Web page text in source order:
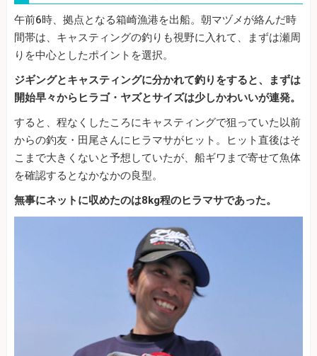
午前6時、拠点となる箱崎漁港を出船。朝マヅメが絡んだ時
間帯は、キャスティングの釣りも視野に入れて、まずは瀬周
りを中心としたポイントを選択。
ジギングとキャスティングに分かれて釣りをすると、まずは
開始早々からヒラゴ・ヤズとサイズは少しかわいいが連発。
すると、程なくしたころにキャスティングで狙っていた以前
からの釣友・田尾さんにヒラマサがヒット。ヒット直後はそ
こまで大きくないと予想していたが、船ギワまで寄せて魚体
を確認するとなかなかの良型。
無事にネットに収めたのは8kg程のヒラマサであった。